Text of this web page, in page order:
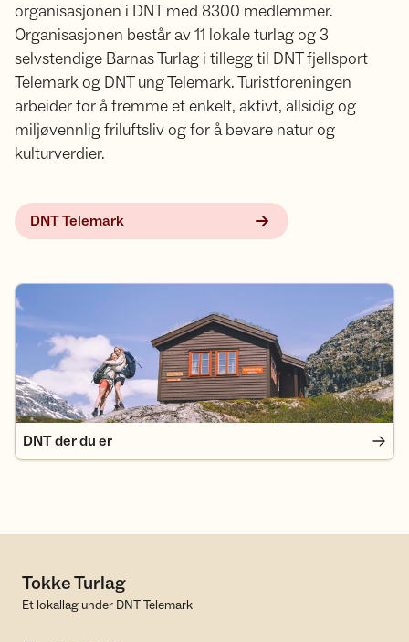
organisasjonen i DNT med 8300 medlemmer.
Organisasjonen består av 11 lokale turlag og 3
selvstendige Barnas Turlag i tillegg til DNT fjellsport
Telemark og DNT ung Telemark. Turistforeningen
arbeider for å fremme et enkelt, aktivt, allsidig og
miljøvennlig friluftsliv og for å bevare natur og
kulturverdier.
DNT Telemark
DNT der du er
DNT der du er
Tokke Turlag
Et lokallag under DNT Telemark